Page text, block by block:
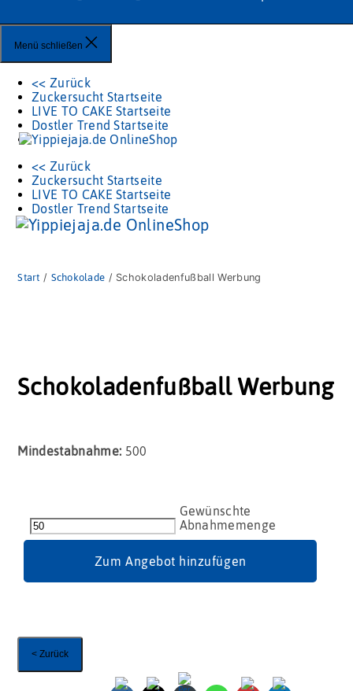
Menü schließen
<< Zurück
Zuckersucht Startseite
LIVE TO CAKE Startseite
Dostler Trend Startseite
<< Zurück
Zuckersucht Startseite
LIVE TO CAKE Startseite
Dostler Trend Startseite
Start / Schokolade / Schokoladenfußball Werbung
Schokoladenfußball Werbung
Mindestabnahme: 500
Werbung
Menge
Zum Angebot hinzufügen
< Zurück